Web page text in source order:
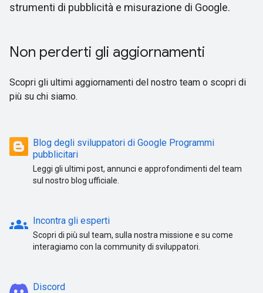
strumenti di pubblicità e misurazione di Google.
Non perderti gli aggiornamenti
Scopri gli ultimi aggiornamenti del nostro team o scopri di
più su chi siamo.
Blog degli sviluppatori di Google Programmi
pubblicitari
Leggi gli ultimi post, annunci e approfondimenti del team
sul nostro blog ufficiale.
groups Incontra gli esperti
Scopri di più sul team, sulla nostra missione e su come
interagiamo con la community di sviluppatori.
Discord